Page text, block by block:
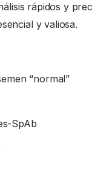
rápidos y
y valiosa.
“normal”
SpAb